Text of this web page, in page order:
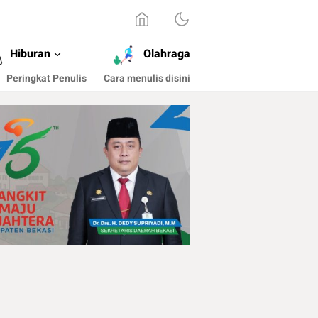
Hiburan Olahraga
Peringkat Penulis Cara menulis disini